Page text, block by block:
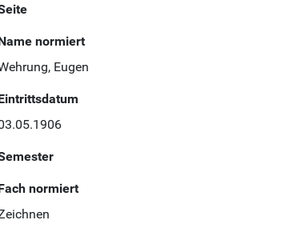
normiert
Eugen
normiert